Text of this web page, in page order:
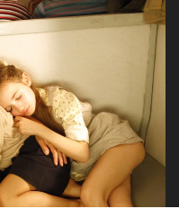
Avenue Cove - Erasmus +
Guarda che storia!
La Grazia - Immagini e
location della Torino di Paolo
Sorrentino
Open Day
Ciak in TOur!
FESTIVAL, MARKETS,
AWARDS